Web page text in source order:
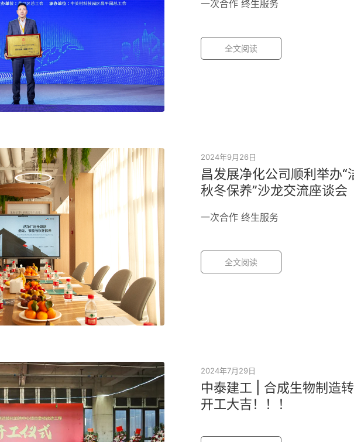
一次合作 终生服务
全文阅读
2024年9月26日
昌发展净化公司顺利举办
秋冬保养”沙龙交流座谈会
一次合作 终生服务
全文阅读
2024年7月29日
中泰建工 | 合成生物制造
开工大吉！！！